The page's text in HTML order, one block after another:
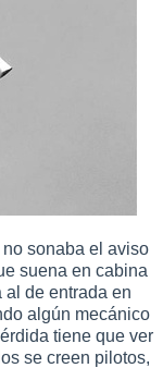
sonaba el aviso
suena en cabina
al de entrada en
algún mecánico
tiene que ver
se creen pilotos,